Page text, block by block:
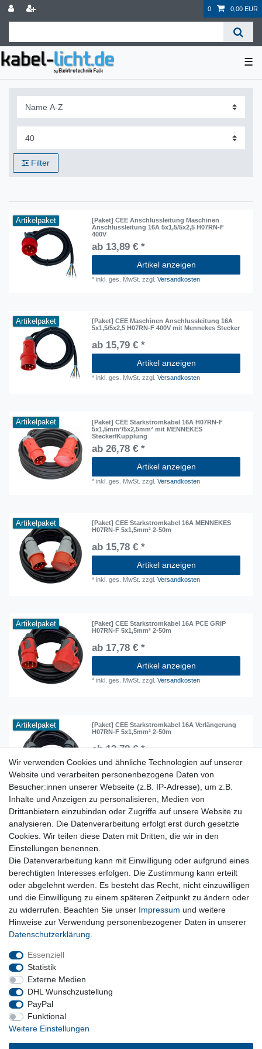
0 0,00 EUR
☰
Filter
Artikelpaket
[Paket] CEE Anschlussleitung Maschinen
Anschlussleitung 16A 5x1,5/5x2,5 H07RN-F
400V
ab 13,89 € *
Artikel anzeigen
*inkl. ges. MwSt. zzgl.Versandkosten
Artikelpaket
[Paket] CEE Maschinen Anschlussleitung 16A
5x1,5/5x2,5 H07RN-F 400V mit Mennekes Stecker
ab 15,79 € *
Artikel anzeigen
*inkl. ges. MwSt. zzgl.Versandkosten
Artikelpaket
[Paket] CEE Starkstromkabel 16A H07RN-F
5x1,5mm²/5x2,5mm² mit MENNEKES
Stecker/Kupplung
ab 26,78 € *
Artikel anzeigen
*inkl. ges. MwSt. zzgl.Versandkosten
Artikelpaket
[Paket] CEE Starkstromkabel 16A MENNEKES
H07RN-F 5x1,5mm² 2-50m
ab 15,78 € *
Artikel anzeigen
*inkl. ges. MwSt. zzgl.Versandkosten
Artikelpaket
[Paket] CEE Starkstromkabel 16A PCE GRIP
H07RN-F 5x1,5mm² 2-50m
ab 17,78 € *
Artikel anzeigen
*inkl. ges. MwSt. zzgl.Versandkosten
Artikelpaket
[Paket] CEE Starkstromkabel 16A Verlängerung
H07RN-F 5x1,5mm² 2-50m
ab 13,78 € *
Artikel anzeigen
inkl. ges. MwSt. zzgl.Versandkosten
Lieferzeit etwa 1 bis 3 Werktage
Kostenloser Versand ab 199 EURO Warenwert
30 Tage Rückgaberecht
sichere Bezahlverfahren
Wir verwenden Cookies und ähnliche Technologien auf unserer
Website und verarbeiten personenbezogene Daten von
Besucher:innen unserer Webseite (z.B. IP-Adresse), um z.B.
Inhalte und Anzeigen zu personalisieren, Medien von
Drittanbietern einzubinden oder Zugriffe auf unsere Website zu
analysieren. Die Datenverarbeitung erfolgt erst durch gesetzte
Cookies. Wir teilen diese Daten mit Dritten, die wir in den
Einstellungen benennen.
Die Datenverarbeitung kann mit Einwilligung oder aufgrund eines
berechtigten Interesses erfolgen. Die Zustimmung kann erteilt
oder abgelehnt werden. Es besteht das Recht, nicht einzuwilligen
und die Einwilligung zu einem späteren Zeitpunkt zu ändern oder
zu widerrufen. Beachten Sie unser Impressum und weitere
Hinweise zur Verwendung personenbezogener Daten in unserer
Daten­schutz­erklärung
Essenziell
Statistik
Externe Medien
DHL Wunschzustellung
PayPal
Funktional
Weitere Einstellungen